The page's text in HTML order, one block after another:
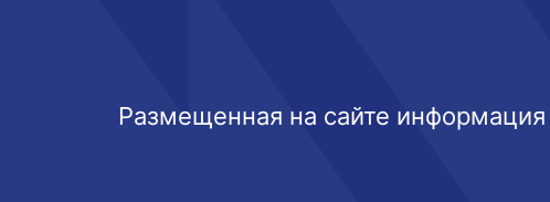
Размещенная на сайте